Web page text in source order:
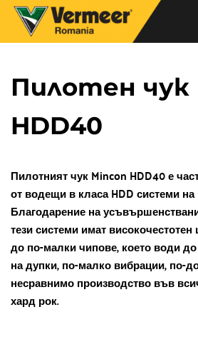
Romania
Пилотен чук
HDD40
Пилотният чук Mincon HDD40 е
от водещи в класа HDD системи на
Благодарение на
тези системи имат
до по-малки чипове, което води
на дупки, по-малко вибрации, по-
несравнимо производство във
хард рок.